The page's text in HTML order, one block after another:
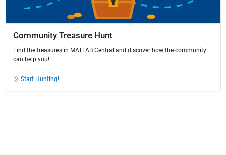
Community Treasure Hunt
Find the treasures in MATLAB Central and discover how the community
can help you!
Start Hunting!